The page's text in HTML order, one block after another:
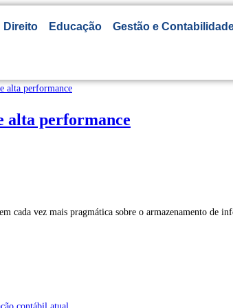
Direito Educação Gestão e
alta performance
cada vez mais pragmática sobre o armazenamento de